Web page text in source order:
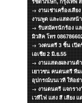
รัชดาภิเษก, กรุงเทพ
งานเช่าเครื่องเสีย
งานพูด และแสดงหน้า
รับสมัครนักร้อง แ
มิวสิค โทร
วงดนตรี 3 ชิ้น เปิ
เอเชีย 2 มิ.ย.55
งานแสดงผลงานด้
เยาวชน คนดนตรี ทีม
อุปกรณ์บนเวที ให้อย่
งานดนตรี แจกราง
เวทีไฟ แสง สี เสียง